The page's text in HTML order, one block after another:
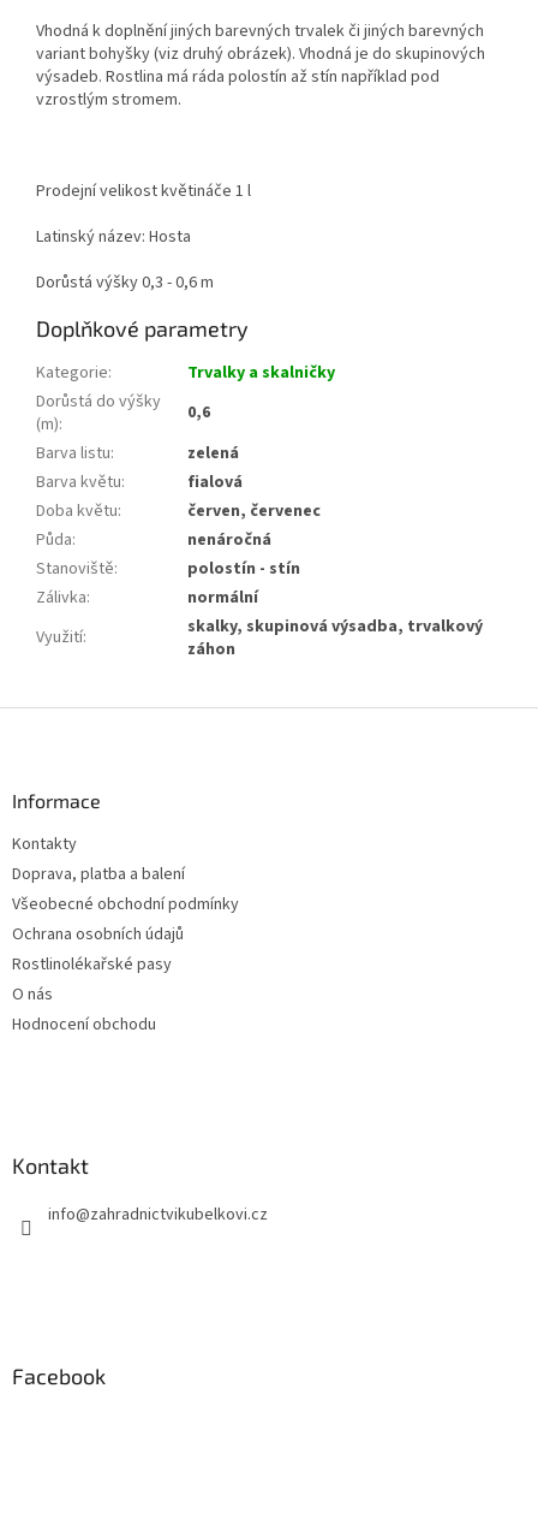
Vhodná k doplnění jiných barevných trvalek či jiných barevných
variant bohyšky (viz druhý obrázek). Vhodná je do skupinových
výsadeb. Rostlina má ráda polostín až stín například pod
vzrostlým stromem.
Prodejní velikost květináče 1 l
Latinský název: Hosta
Dorůstá výšky 0,3 - 0,6 m
Doplňkové parametry
Kategorie:
Trvalky a skalničky
Dorůstá do výšky
(m):
0,6
Barva listu:
zelená
Barva květu:
fialová
Doba květu:
červen, červenec
Půda:
nenáročná
Stanoviště:
polostín - stín
Zálivka:
normální
Využití:
skalky, skupinová výsadba, trvalkový
záhon
Informace
Kontakty
Doprava, platba a balení
Všeobecné obchodní podmínky
Ochrana osobních údajů
Rostlinolékařské pasy
O nás
Hodnocení obchodu
Kontakt
info@zahradnictvikubelkovi.cz
Facebook